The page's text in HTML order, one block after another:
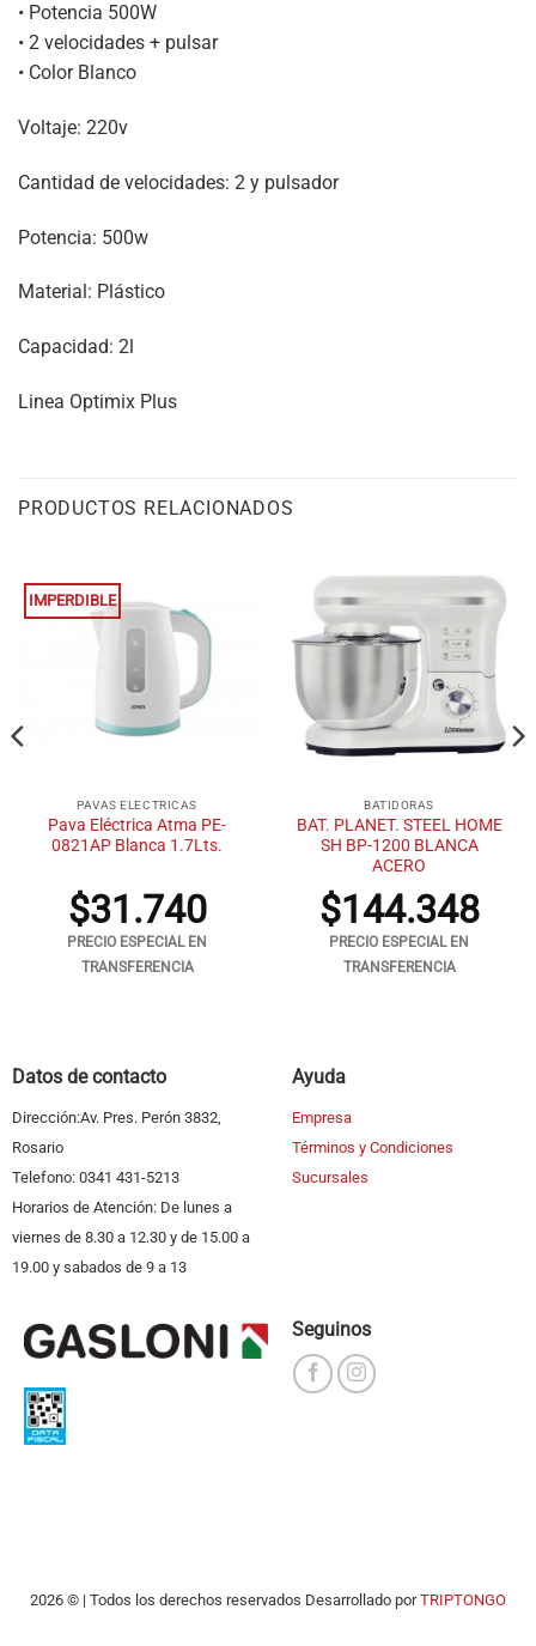
• Potencia 500W
• 2 velocidades + pulsar
• Color Blanco
Voltaje: 220v
Cantidad de velocidades: 2 y pulsador
Potencia: 500w
Material: Plástico
Capacidad: 2l
Linea Optimix Plus
PRODUCTOS RELACIONADOS
IMPERDIBLE
PAVAS ELECTRICAS
Pava Eléctrica Atma PE-
0821AP Blanca 1.7Lts.
$31.740
PRECIO ESPECIAL EN
TRANSFERENCIA
BATIDORAS
BAT. PLANET. STEEL HOME
SH BP-1200 BLANCA
ACERO
$144.348
PRECIO ESPECIAL EN
TRANSFERENCIA
Datos de contacto
Dirección:Av. Pres. Perón 3832,
Rosario
Telefono: 0341 431-5213
Horarios de Atención: De lunes a
viernes de 8.30 a 12.30 y de 15.00 a
19.00 y sabados de 9 a 13
Ayuda
Empresa
Términos y Condiciones
Sucursales
Seguinos
2026 © | Todos los derechos reservados Desarrollado porTRIPTONGO